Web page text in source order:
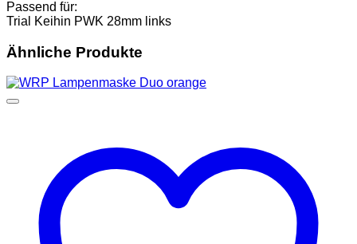
Passend für:
Trial Keihin PWK 28mm links
Ähnliche Produkte